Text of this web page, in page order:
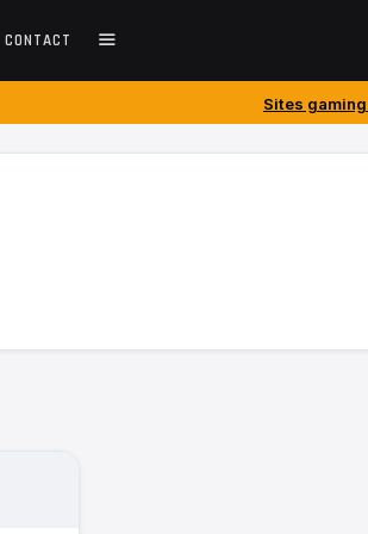
CONTACT
Sites gaming créés avant